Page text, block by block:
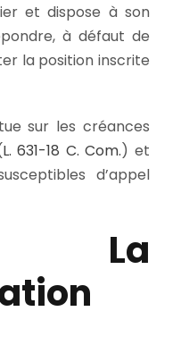
et dispose à son
à défaut de
la position inscrite
sur les créances
L. 631-18 C. Com.) et
d’appel